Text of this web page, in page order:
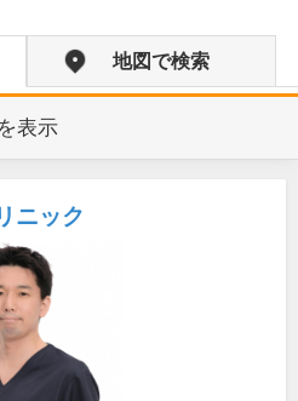
地図で検索
表示
ニック